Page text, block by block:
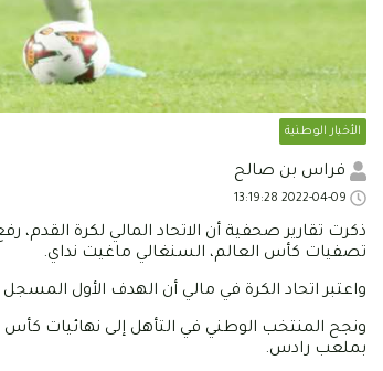
الأخبار الوطنية
فراس بن صالح
ذكرت تقارير صحفية أن الاتحاد المالي لكرة القدم،
تصفيات كأس العالم، السنغالي ماغيت نداي.
واعتبر اتحاد الكرة في مالي أن الهدف الأول
ونجح المنتخب الوطني في التأهل إلى نهائيات كأس
بملعب رادس.